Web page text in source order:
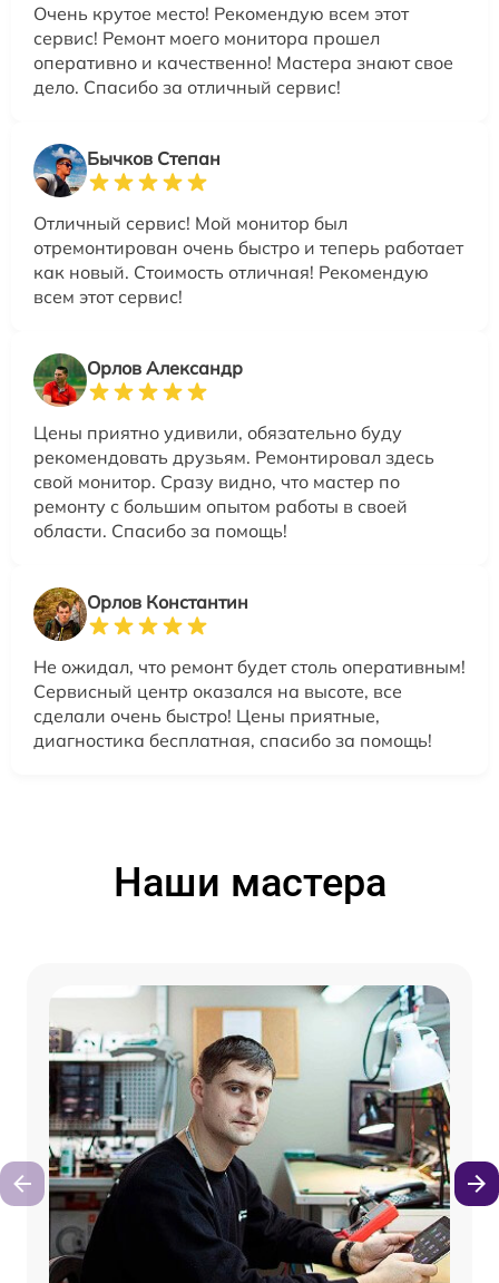
Очень крутое место! Рекомендую всем этот
сервис! Ремонт моего монитора прошел
оперативно и качественно! Мастера знают свое
дело. Спасибо за отличный сервис!
Бычков Степан
Отличный сервис! Мой монитор был
отремонтирован очень быстро и теперь работает
как новый. Стоимость отличная! Рекомендую
всем этот сервис!
Орлов Александр
Цены приятно удивили, обязательно буду
рекомендовать друзьям. Ремонтировал здесь
свой монитор. Сразу видно, что мастер по
ремонту с большим опытом работы в своей
области. Спасибо за помощь!
Орлов Константин
Не ожидал, что ремонт будет столь оперативным!
Сервисный центр оказался на высоте, все
сделали очень быстро! Цены приятные,
диагностика бесплатная, спасибо за помощь!
Наши мастера